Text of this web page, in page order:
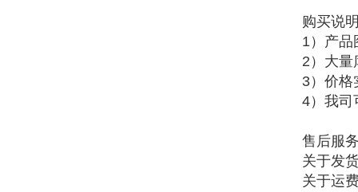
购买说
1）产品
2）大量
3）价格
4）我司
售后服
关于发
关于运